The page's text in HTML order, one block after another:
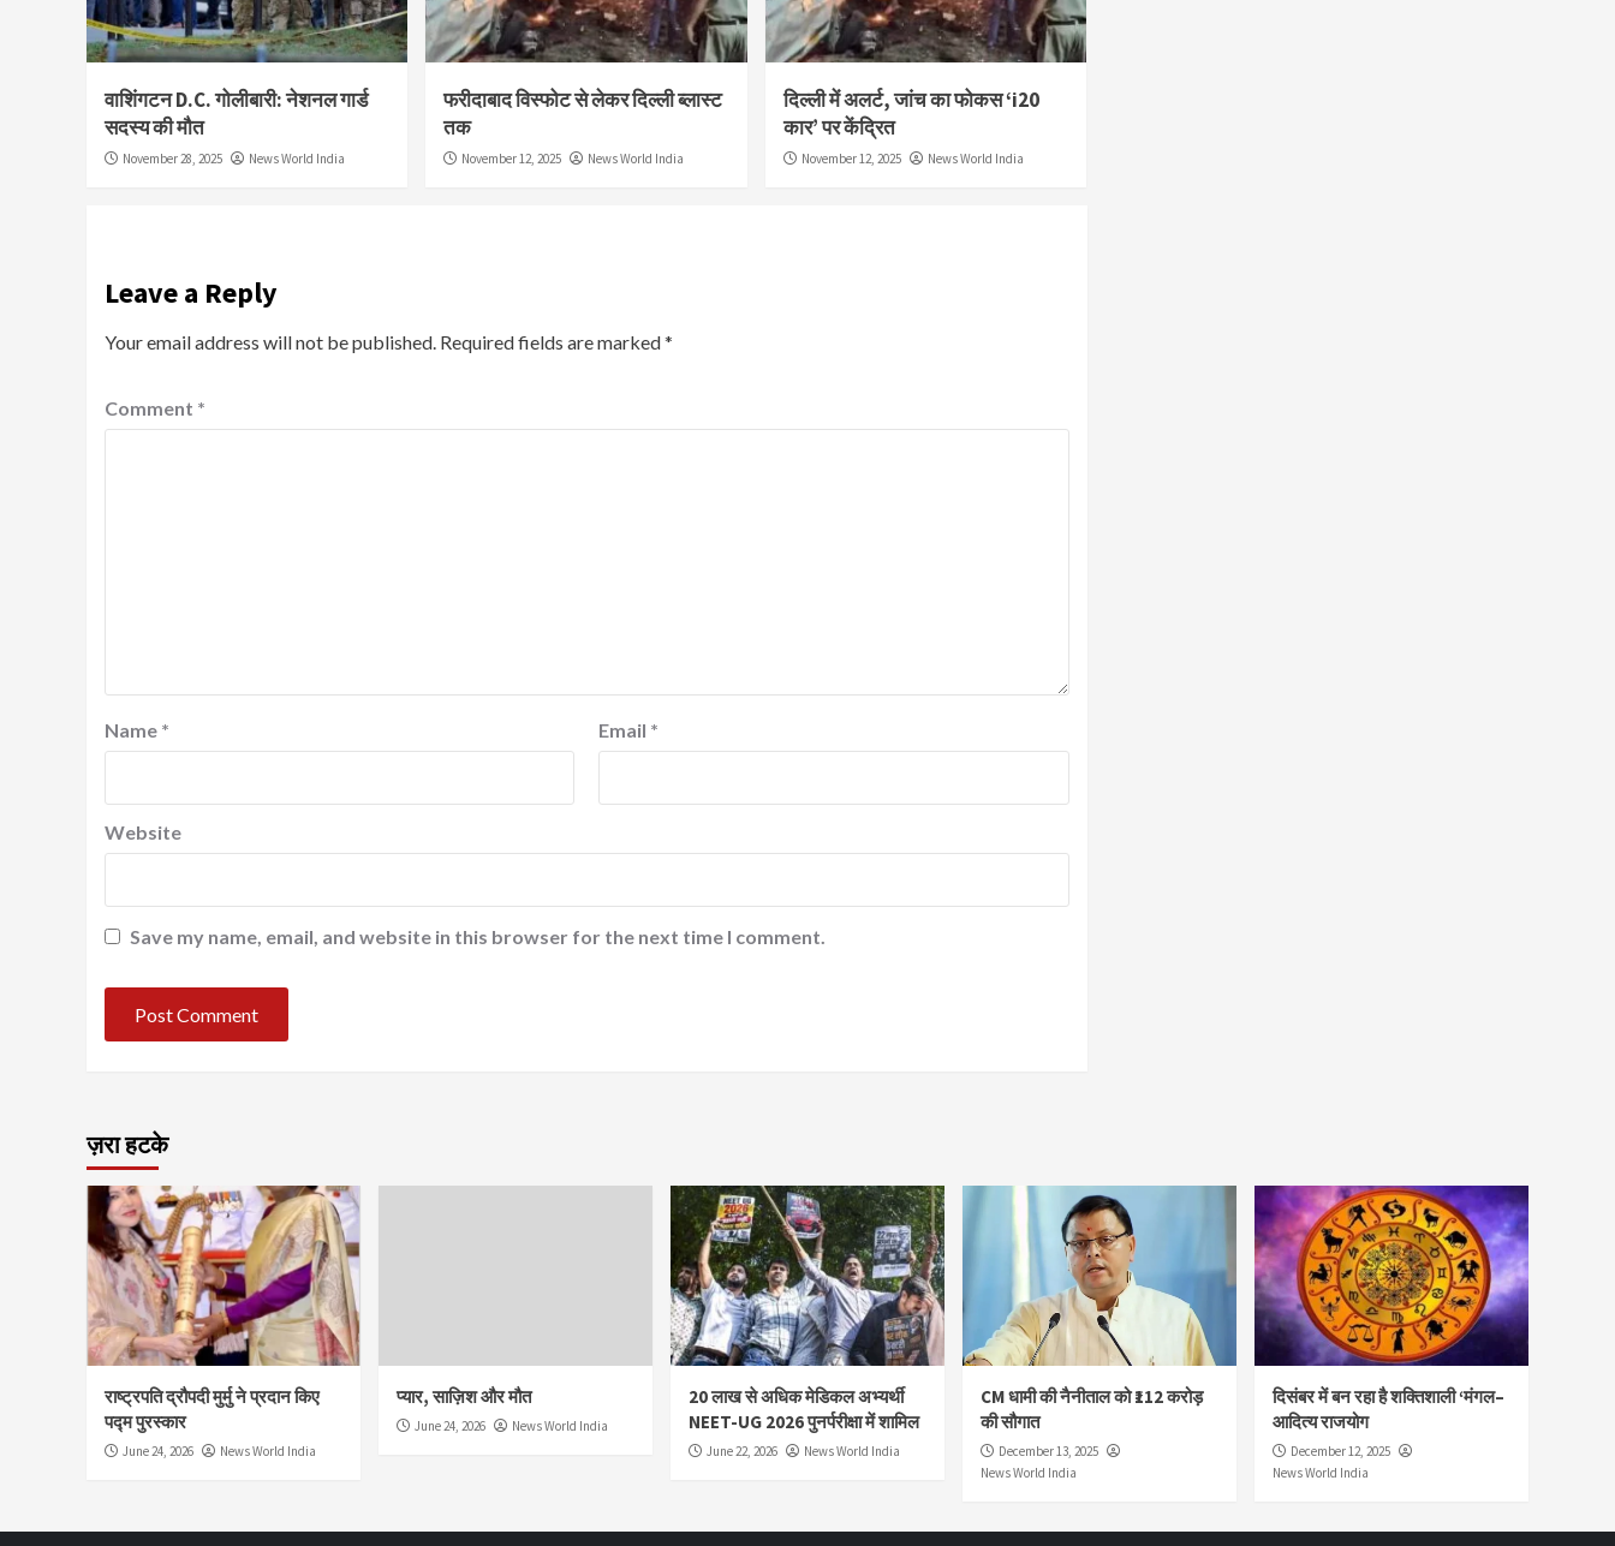
वाशिंगटन D.C. गोलीबारी: नेशनल गार्ड
सदस्य की मौत
November 28, 2025 News World India
फरीदाबाद विस्फोट से लेकर दिल्ली ब्लास्ट
तक
November 12, 2025 News World India
दिल्ली में अलर्ट, जांच का फोकस ‘i20
कार’ पर केंद्रित
November 12, 2025 News World India
Leave a Reply
Your email address will not be published. Required fields are marked*
Comment *
Name * Email *
Website
Save my name, email, and website in this browser for the next time I comment.
ज़रा हटके
राष्ट्रपति द्रौपदी मुर्मु ने प्रदान किए
पद्म पुरस्कार
June 24, 2026 News World India
प्यार, साज़िश और मौत
June 24, 2026 News World India
20 लाख से अधिक मेडिकल अभ्यर्थी
NEET-UG 2026 पुनर्परीक्षा में शामिल
June 22, 2026 News World India
CM धामी की नैनीताल को ₹112 करोड़
की सौगात
December 13, 2025
News World India
दिसंबर में बन रहा है शक्तिशाली ‘मंगल–
आदित्य राजयोग
December 12, 2025
News World India